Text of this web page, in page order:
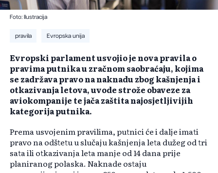
Foto: Ilustracija
pravila Evropska unija
Evropski parlament usvojio je nova pravila o
pravima putnika u zračnom saobraćaju, kojima
se zadržava pravo na naknadu zbog kašnjenja i
otkazivanja letova, uvode strože obaveze za
aviokompanije te jača zaštita najosjetljivijih
kategorija putnika.
Prema usvojenim pravilima, putnici će i dalje imati
pravo na odštetu u slučaju kašnjenja leta dužeg od tri
sata ili otkazivanja leta manje od 14 dana prije
planiranog polaska. Naknade ostaju